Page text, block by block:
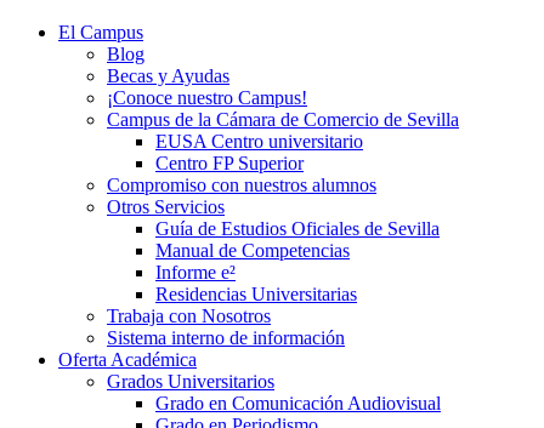
El Campus
Blog
Becas y Ayudas
¡Conoce nuestro Campus!
Campus de la Cámara de Comercio de Sevilla
EUSA Centro universitario
Centro FP Superior
Compromiso con nuestros alumnos
Otros Servicios
Guía de Estudios Oficiales de Sevilla
Manual de Competencias
Informe e²
Residencias Universitarias
Trabaja con Nosotros
Sistema interno de información
Oferta Académica
Grados Universitarios
Grado en Comunicación Audiovisual